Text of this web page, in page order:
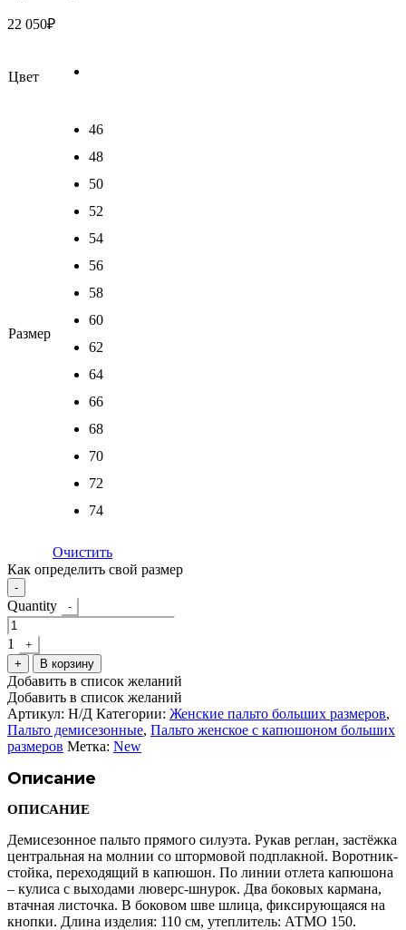
22 050₽
Цвет
Размер
46
48
50
52
54
56
58
60
62
64
66
68
70
72
74
Очистить
Как определить свой размер
-
Quantity -
1
+
+
В корзину
Добавить в список желаний
Добавить в список желаний
Артикул: Н/Д Категории: Женские пальто больших размеров,
Пальто демисезонные, Пальто женское с капюшоном больших
размеров Метка: New
Описание
ОПИСАНИЕ
Демисезонное пальто прямого силуэта. Рукав реглан, застёжка
центральная на молнии со штормовой подплакной. Воротник-
стойка, переходящий в капюшон. По линии отлета капюшона
– кулиса с выходами люверс-шнурок. Два боковых кармана,
втачная листочка. В боковом шве шлица, фиксирующаяся на
кнопки. Длина изделия: 110 см, утеплитель: АТМО 150.